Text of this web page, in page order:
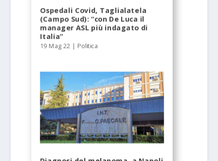
Ospedali Covid, Taglialatela
(Campo Sud): “con De Luca il
manager ASL più indagato di
Italia”
19 Mag 22 | Politica